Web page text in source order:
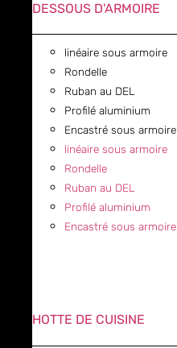
DESSOUS D'ARMOIRE
linéaire sous armoire
Rondelle
Ruban au DEL
Profilé aluminium
Encastré sous armoire
linéaire sous armoire
Rondelle
Ruban au DEL
Profilé aluminium
Encastré sous armoire
HOTTE DE CUISINE